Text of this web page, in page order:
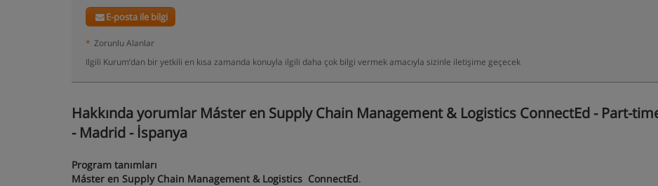
E-posta ile bilgi
* Zorunlu Alanlar
Ilgili Kurum’dan bir yetkili en kısa zamanda konuyla ilgili daha çok bilgi vermek amacıyla sizinle iletişime geçecek
Hakkında yorumlar Máster en Supply Chain Management & Logistics ConnectEd - Part-
- Madrid - İspanya
Program tanımları
Máster en Supply Chain Management & Logistics ConnectEd.